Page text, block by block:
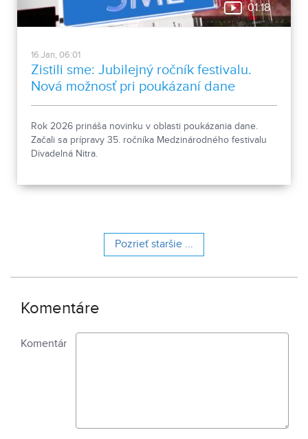
01:18
16.Jan, 06:01
Zistili sme: Jubilejný ročník festivalu.
Nová možnosť pri poukázaní dane
Rok 2026 prináša novinku v oblasti poukázania dane.
Začali sa prípravy 35. ročníka Medzinárodného festivalu
Divadelná Nitra.
Pozrieť staršie ...
Komentáre
Komentár